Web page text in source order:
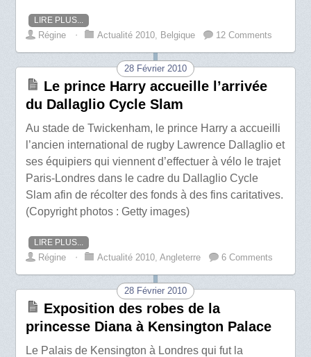
LIRE PLUS...
Régine ⋅ Actualité 2010 Belgique 12 Comments
28 Février 2010
Le prince Harry accueille l’arrivée
du Dallaglio Cycle Slam
Au stade de Twickenham, le prince Harry a accueilli
l’ancien international de rugby Lawrence Dallaglio et
ses équipiers qui viennent d’effectuer à vélo le trajet
Paris-Londres dans le cadre du Dallaglio Cycle
Slam afin de récolter des fonds à des fins caritatives.
(Copyright photos : Getty images)
LIRE PLUS...
Régine ⋅ Actualité 2010 ,Angleterre 6 Comments
28 Février 2010
Exposition des robes de la
princesse Diana à Kensington Palace
Le Palais de Kensington à Londres qui fut la